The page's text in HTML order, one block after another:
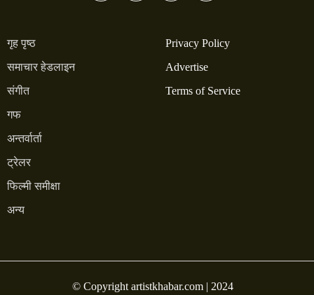
गृह पृष्ठ
समाचार हेडलाइन
संगीत
गफ
अन्तर्वार्ता
ट्रेलर
फिल्मी समीक्षा
अन्य
Privacy Policy
Advertise
Terms of Service
© Copyright artistkhabar.com | 2024